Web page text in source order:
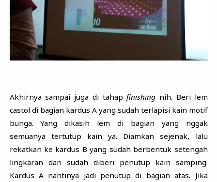
Akhirnya sampai juga di tahapfinishing nih. Beri lem
castol di bagian kardus A yang sudah terlapisi kain motif
bunga. Yang dikasih lem di bagian yang nggak
semuanya tertutup kain ya. Diamkan sejenak, lalu
rekatkan ke kardus B yang sudah berbentuk setengah
lingkaran dan sudah diberi penutup kain samping.
Kardus A nantinya jadi penutup di bagian atas. Jika